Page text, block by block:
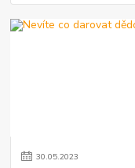
30.05.2023